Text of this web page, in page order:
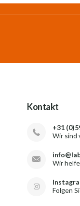
Kontakt
+31
Wir sind
Wir
Folgen